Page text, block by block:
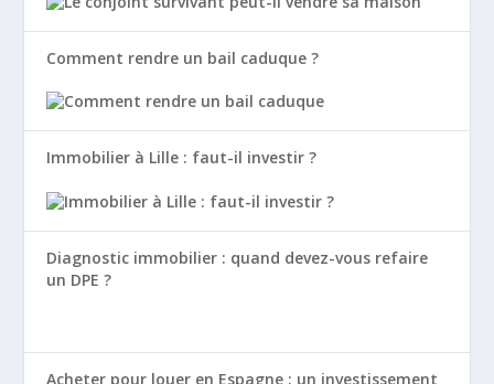
Comment rendre un bail caduque ?
Immobilier à Lille : faut-il investir ?
Diagnostic immobilier : quand devez-vous refaire
un DPE ?
Acheter pour louer en Espagne : un investissement